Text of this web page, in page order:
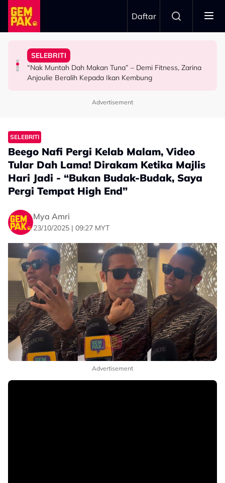
Skip to main content
Daftar
HIBURAN
“Senyum Pun Tak, Awal-Awal Macam Kerek Tapi…” -
Hairstylist Wanita Dedah Keperibadian Aiman Hakim
SELEBRITI
“Nak Muntah Dah Makan Tuna” – Demi Fitness, Zarina
Anjoulie Beralih Kepada Ikan Kembung
HIBURAN
“Imane Lunara & Imane Laudya, Dua Anugerah
Terbesar Dalam Hidup Saya” - Intan Najuwa
SELEBRITI
Hisyam Hamid Kongsi Pengalaman, Jadi Bomba Beri
Kesan Pada Diri - “Kami Dilatih Untuk Sentiasa Bersedia
Advertisement
SELEBRITI
Beego Nafi Pergi Kelab Malam, Video
Tular Dah Lama! Dirakam Ketika Majlis
Hari Jadi - “Bukan Budak-Budak, Saya
Pergi Tempat High End”
Mya Amri
23/10/2025 | 09:27 MYT
Advertisement